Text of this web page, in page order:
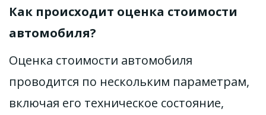
Как происходит оценка стоимости
автомобиля?
Оценка стоимости автомобиля
проводится по нескольким параметрам,
включая его техническое состояние,